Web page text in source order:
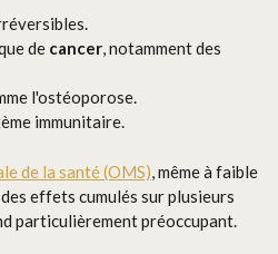
de cancer, notamment des
l'ostéoporose.
immunitaire.
de la santé (OMS), même à faible
effets cumulés sur plusieurs
particulièrement préoccupant.